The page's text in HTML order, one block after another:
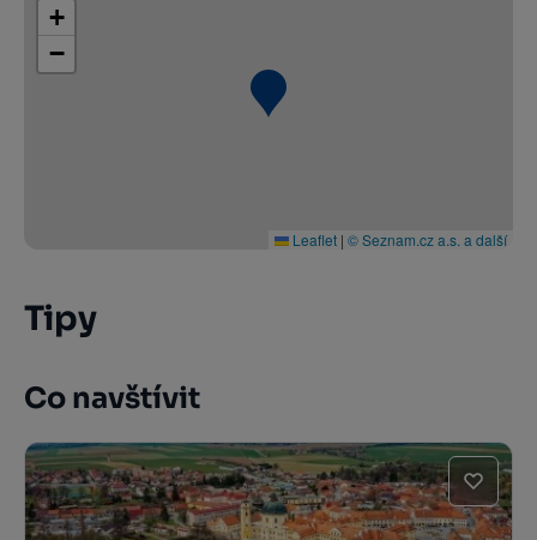
+
−
Leaflet | © Seznam.cz a.s. a další
Tipy
Co navštívit